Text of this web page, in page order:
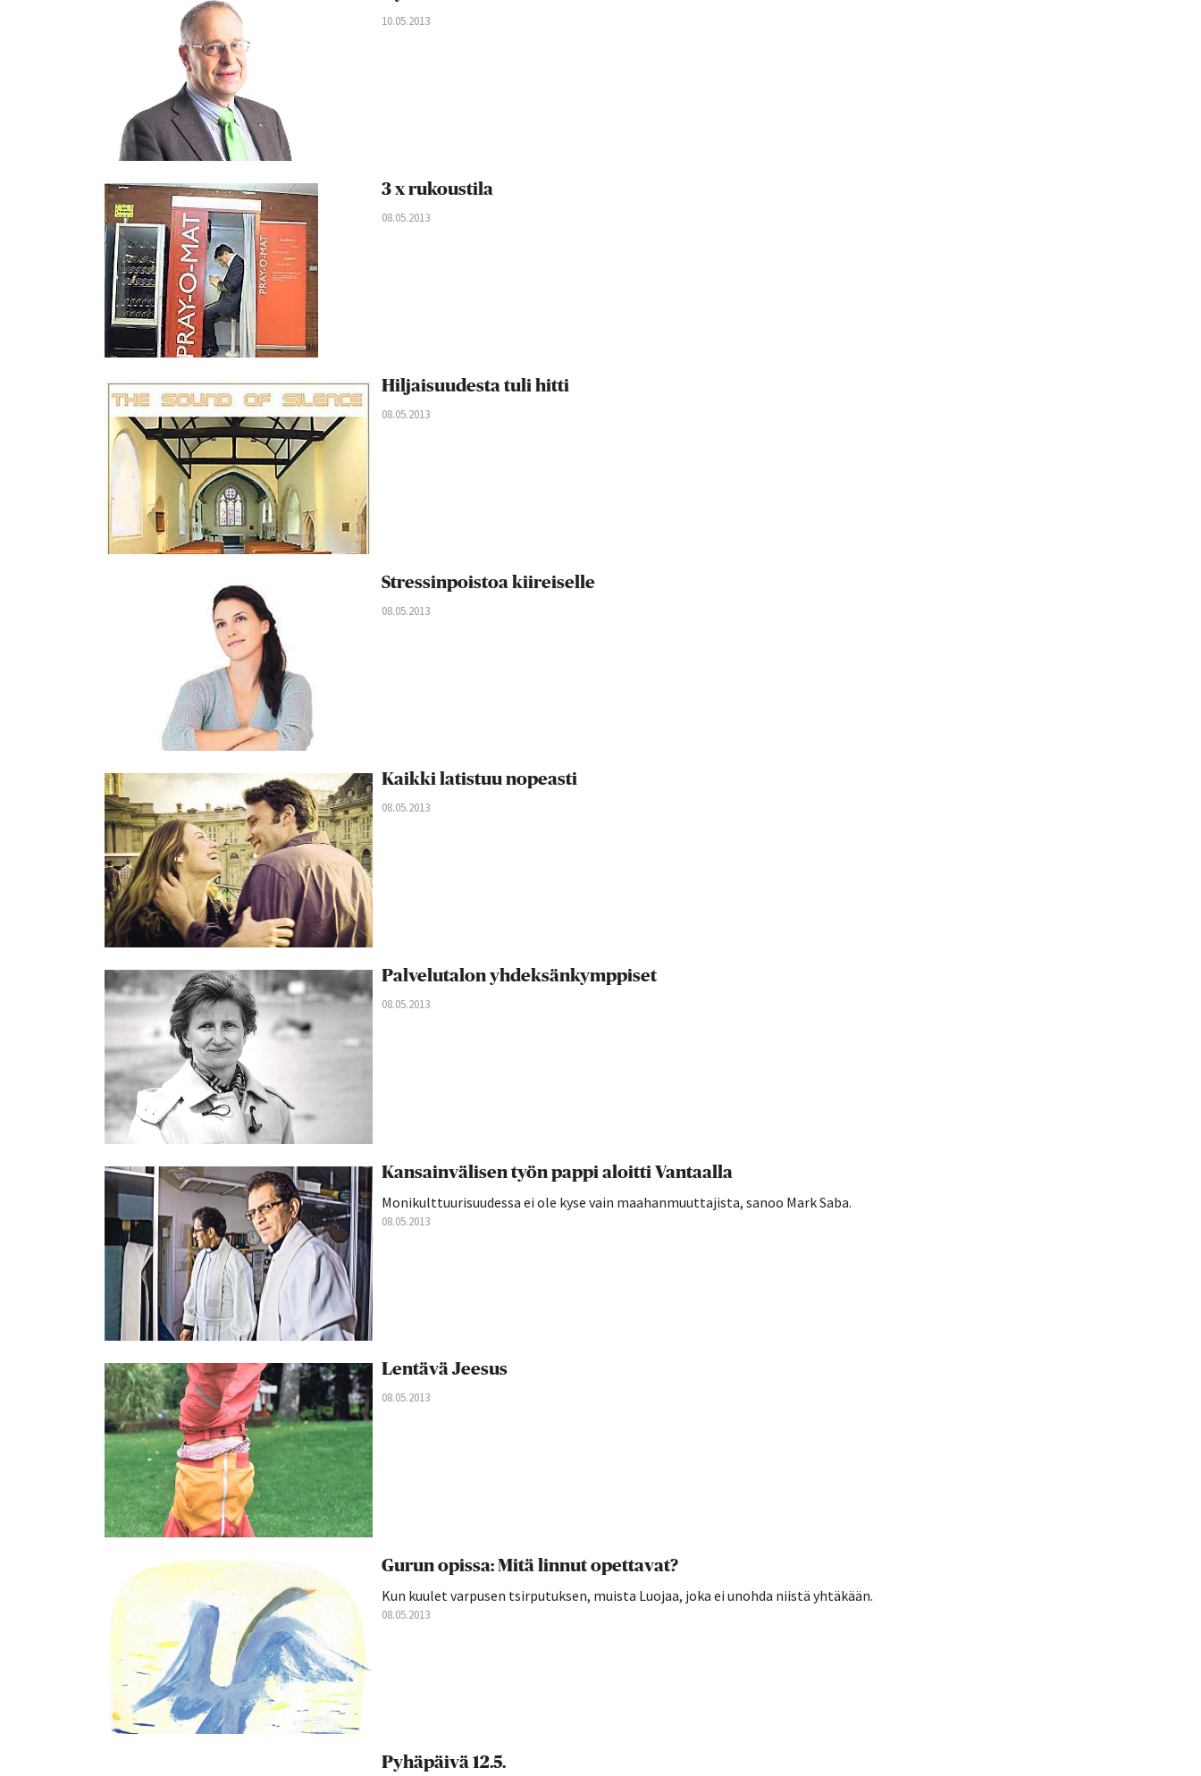
10.05.2013
3 x rukoustila
08.05.2013
Hiljaisuudesta tuli hitti
08.05.2013
Stressinpoistoa kiireiselle
08.05.2013
Kaikki latistuu nopeasti
08.05.2013
Palvelutalon yhdeksänkymppiset
08.05.2013
Kansainvälisen työn pappi aloitti Vantaalla
Monikulttuurisuudessa ei ole kyse vain maahanmuuttajista, sanoo Mark Saba.
08.05.2013
Lentävä Jeesus
08.05.2013
Gurun opissa: Mitä linnut opettavat?
Kun kuulet varpusen tsirputuksen, muista Luojaa, joka ei unohda niistä yhtäkään.
08.05.2013
Pyhäpäivä 12.5.